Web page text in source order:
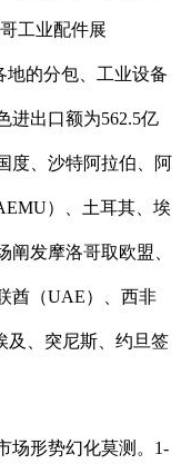
工业配件展
地的分包、工业设备
进出口额为562.5亿
度、沙特阿拉伯、阿
）、土耳其、埃
阐发摩洛哥取欧盟、
酋（UAE）、西非
及、突尼斯、约旦签
形势幻化莫测。1-